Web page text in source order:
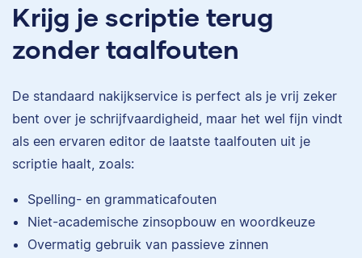
Krijg je scriptie terug
zonder taalfouten
De standaard nakijkservice is perfect als je vrij zeker
bent over je schrijfvaardigheid, maar het wel fijn vindt
als een ervaren editor de laatste taalfouten uit je
scriptie haalt, zoals:
Spelling- en grammaticafouten
Niet-academische zinsopbouw en woordkeuze
Overmatig gebruik van passieve zinnen
Eva